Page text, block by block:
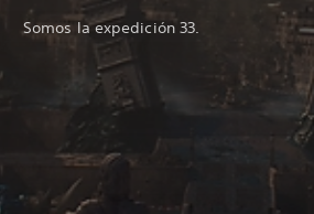
Somos la expedición 33.